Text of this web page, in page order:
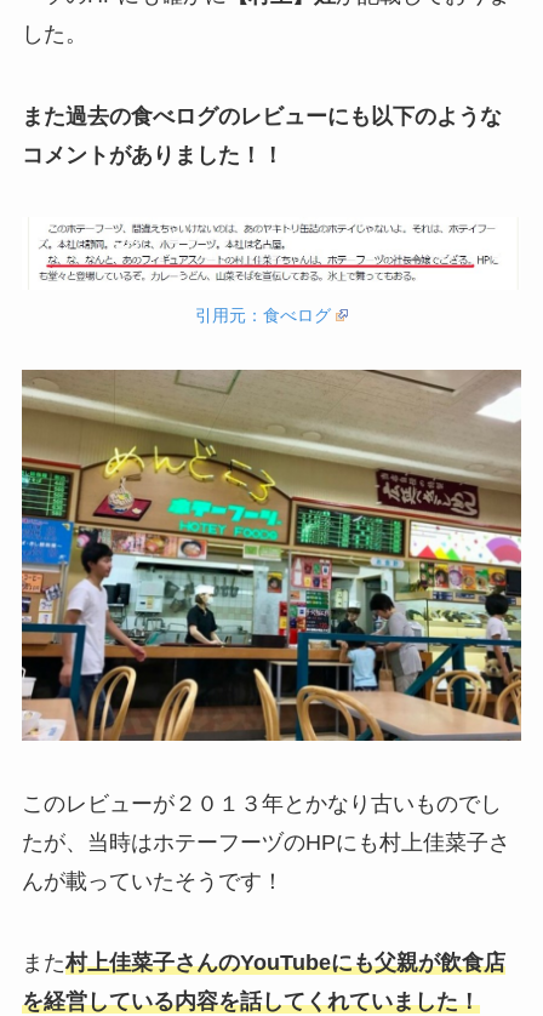
した。
また過去の食べログのレビューにも以下のような
コメントがありました！！
引用元：食べログ
このレビューが２０１３年とかなり古いものでし
たが、当時はホテーフーヅのHPにも村上佳菜子さ
んが載っていたそうです！
また村上佳菜子さんのYouTubeにも父親が飲食店
を経営している内容を話してくれていました！